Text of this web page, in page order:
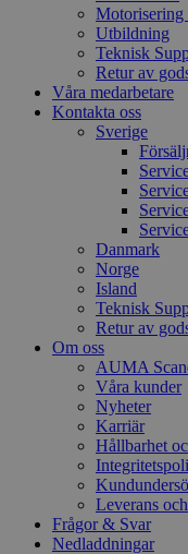
Motorisering
Utbildning
Teknisk
Retur av
Våra medarbetare
Kontakta oss
Sverige
Danmark
Norge
Island
Teknisk
Retur av
Om oss
AUMA
Våra kunder
Nyheter
Karriär
Hållbarhet
Leverans
Frågor & Svar
Nedladdningar